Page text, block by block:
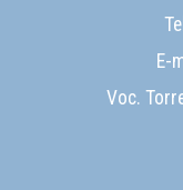
E-
Voc.